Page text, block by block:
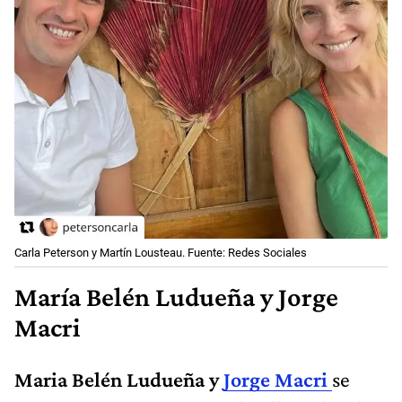
Carla Peterson y Martín Lousteau. Fuente: Redes Sociales
María Belén Ludueña y Jorge
Macri
Maria Belén Ludueña yJorge Macri se